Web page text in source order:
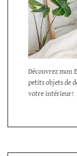
Découvrez mon
petits objets de
votre intérieur!